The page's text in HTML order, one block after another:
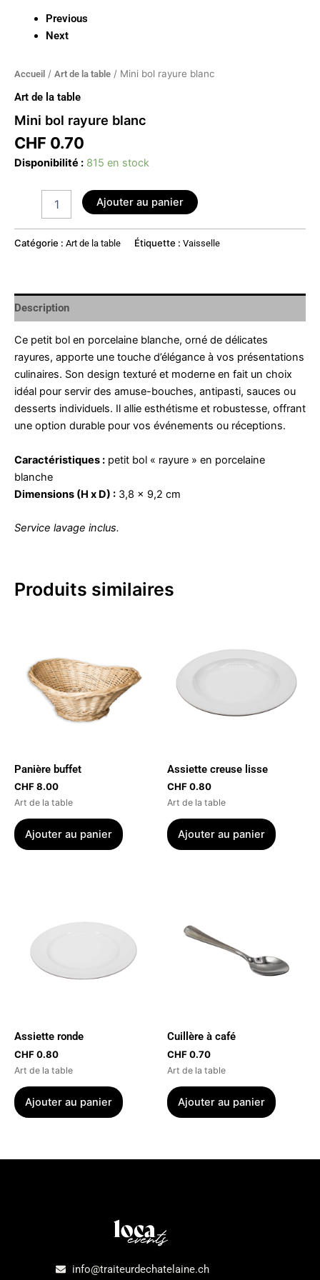
Previous
Next
Accueil / Art de la table / Mini bol rayure blanc
Art de la table
Mini bol rayure blanc
CHF 0.70
Disponibilité : 815 en stock
Ajouter au panier
Catégorie : Art de la table Étiquette : Vaisselle
Description
Ce petit bol en porcelaine blanche, orné de délicates
rayures, apporte une touche d’élégance à vos présentations
culinaires. Son design texturé et moderne en fait un choix
idéal pour servir des amuse-bouches, antipasti, sauces ou
desserts individuels. Il allie esthétisme et robustesse, offrant
une option durable pour vos événements ou réceptions.
Caractéristiques : petit bol « rayure » en porcelaine
blanche
Dimensions (H x D) : 3,8 x 9,2 cm
Service lavage inclus.
Produits similaires
Panière buffet
CHF8.00
Art de la table
Ajouter au panier
Assiette creuse lisse
CHF0.80
Art de la table
Ajouter au panier
Assiette ronde
CHF0.80
Art de la table
Ajouter au panier
Cuillère à café
CHF0.70
Art de la table
Ajouter au panier
info@traiteurdechatelaine.ch